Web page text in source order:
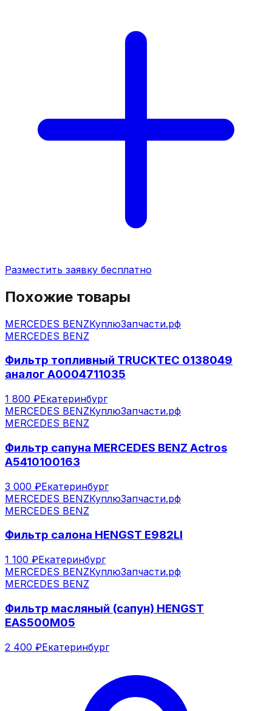
Разместить заявку бесплатно
Похожие товары
MERCEDES BENZКуплюЗапчасти.рф
MERCEDES BENZ
Фильтр топливный TRUCKTEC 0138049
аналог А0004711035
1 800 ₽Екатеринбург
MERCEDES BENZКуплюЗапчасти.рф
MERCEDES BENZ
Фильтр сапуна MERCEDES BENZ Actros
A5410100163
3 000 ₽Екатеринбург
MERCEDES BENZКуплюЗапчасти.рф
MERCEDES BENZ
Фильтр салона HENGST Е982LI
1 100 ₽Екатеринбург
MERCEDES BENZКуплюЗапчасти.рф
MERCEDES BENZ
Фильтр масляный (сапун) HENGST
EAS500M05
2 400 ₽Екатеринбург